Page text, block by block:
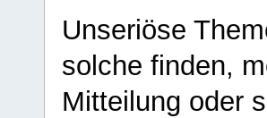
Unseriöse
solche finden,
Mitteilung oder